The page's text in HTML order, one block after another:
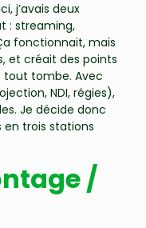
j’avais deux
: streaming,
fonctionnait, mais
et créait des points
tout tombe. Avec
NDI, régies),
Je décide donc
trois stations
/